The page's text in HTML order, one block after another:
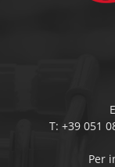
T: +39 051
Per